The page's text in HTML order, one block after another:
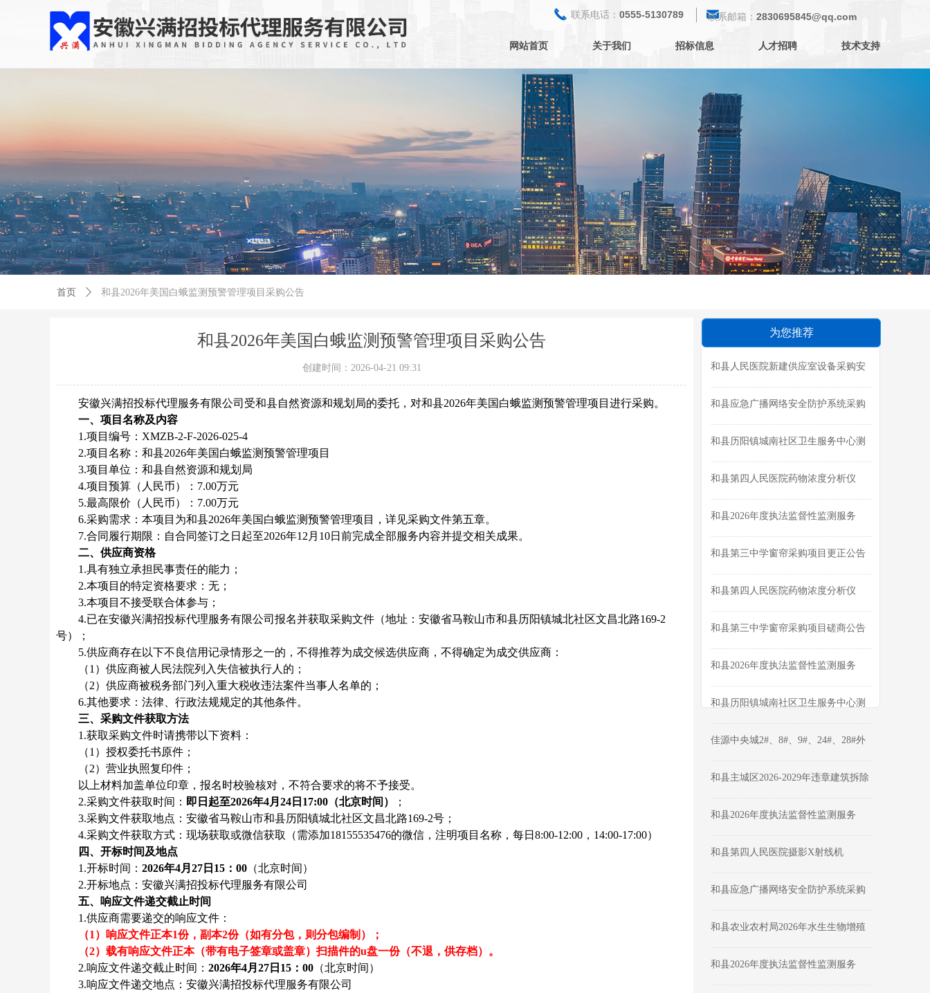
网站首页 关于我们 招标信息 人才招聘 技术支持
끅 联系电话： 0555-5130789 낂
联系邮箱： 2830695845@qq.com
首页 ꄲ 和县2026年美国白蛾监测预警管理项目采购公告
和县2026年美国白蛾监测预警管理项目采购公告
创建时间： 2026-04-21 09:31
安徽兴满招投标代理服务有限公司受和县自然资源和规划局的委托，对和县2026年美国白蛾监测预警管理项目 进行采购。
一、项目名称及内容
1.项目编号： XMZB-2-F-2026-025-4
2.项目名称： 和县2026年美国白蛾监测预警管理项目
3.项目单位： 和县自然资源和规划局
4.项目预算（人民币）： 7.00万元
5.最高限价（人民币）：7.00万元
6.采购需求：本项目为和县2026年美国白蛾监测预警管理项目 ，详见采购文件第五章。
7.合同履行期限： 自合同签订之日起至2026年12月10日前完成全部服务内容并提交相关成果。
二、供应商资格
1.具有独立承担民事责任的能力；
2.本项目的特定资格要求： 无 ；
3.本项目不接受联合体参与；
4.已在安徽兴满招投标代理服务有限公司报名并获取采购文件 （地址：安徽省马鞍山市和县历阳镇城北社区文昌北路169-2
号）；
5.供应商存在以下不良信用记录情形之一的，不得推荐为成交候选供应商，不得确定为成交供应商：
（1）供应商被人民法院列入失信被执行人的；
（2）供应商被税务部门列入重大税收违法案件当事人名单的；
6.其他要求：法律、行政法规规定的其他条件。
三、采购文件获取方法
1.获取采购文件时请携带以下资料：
（1）授权委托书原件；
（2）营业执照复印件；
以上材料加盖单位印章，报名时校验核对，不符合要求的将不予接受。
2.采购文件获取时间： 即日起至2026年4月 24 日17:00（北京时间）
；
3.采购文件获取地点：安徽省马鞍山市和县历阳镇城北社区文昌北路169-2号；
4.采购文件获取方式：现场获取或微信获取（需添加18155535476的微信，注明项目名称，每日8:00-12:00，14:00-17:00）
四、开标时间及地点
1.开标时间 ： 2026年4月 27 日 15 ：00 （北京时间）
2.开标地点 ：安徽兴满招投标代理服务有限公司
五、 响应文件递交截止时间
1.供应商需要递交的响应文件 ：
（1）响应文件正本1份，副本2份（如有分包，则分包编制）；
（2）载有响应文件正本（带有电子签章或盖章）扫描件的u盘一份（不退，供存档） 。
2.响应文件递交截止时间： 2026年4月 27 日 15 ：00 （北京时间）
3.响应文件递交地点：安徽兴满招投标代理服务有限公司
为您推荐
和县人民医院新建供应室设备采购安
和县应急广播网络安全防护系统采购
和县历阳镇城南社区卫生服务中心测
和县第四人民医院药物浓度分析仪
二次）磋商公告
和县2026年度执法监督性监测服务
和县第三中学窗帘采购项目更正公告
和县第四人民医院药物浓度分析仪
公告
和县第三中学窗帘采购项目磋商公告
和县2026年度执法监督性监测服务
和县历阳镇城南社区卫生服务中心测
佳源中央城2#、8#、9#、24#、28#外
和县主城区2026-2029年违章建筑拆除
和县2026年度执法监督性监测服务
和县第四人民医院摄影X射线机
和县应急广播网络安全防护系统采购
和县农业农村局2026年水生生物增殖
和县2026年度执法监督性监测服务